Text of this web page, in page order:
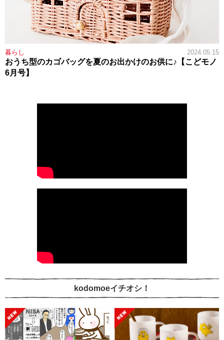
暮らし 2024.05.15
おうち型のカゴバッグを夏のお出かけのお供に♪【こどモノ
6月号】
kodomoeイチオシ！